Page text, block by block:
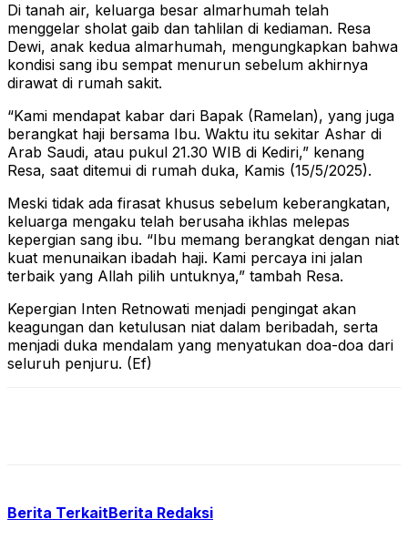
Di tanah air, keluarga besar almarhumah telah
menggelar sholat gaib dan tahlilan di kediaman. Resa
Dewi, anak kedua almarhumah, mengungkapkan bahwa
kondisi sang ibu sempat menurun sebelum akhirnya
dirawat di rumah sakit.
“Kami mendapat kabar dari Bapak (Ramelan), yang juga
berangkat haji bersama Ibu. Waktu itu sekitar Ashar di
Arab Saudi, atau pukul 21.30 WIB di Kediri,” kenang
Resa, saat ditemui di rumah duka, Kamis (15/5/2025).
Meski tidak ada firasat khusus sebelum keberangkatan,
keluarga mengaku telah berusaha ikhlas melepas
kepergian sang ibu. “Ibu memang berangkat dengan niat
kuat menunaikan ibadah haji. Kami percaya ini jalan
terbaik yang Allah pilih untuknya,” tambah Resa.
Kepergian Inten Retnowati menjadi pengingat akan
keagungan dan ketulusan niat dalam beribadah, serta
menjadi duka mendalam yang menyatukan doa-doa dari
seluruh penjuru. (Ef)
Berita TerkaitBerita Redaksi